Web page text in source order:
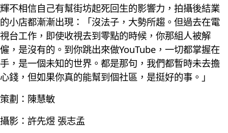
輝不相信自己有幫街坊起死回生的影響力，拍攝後結業
的小店都漸漸出現：「沒法子，大勢所趨。但過去在電
視台工作，即使收視去到零點的時候，你那組人被解
僱，是沒有的。到你跳出來做YouTube，一切都掌握在
手，是一個未知的世界。都是那句，我們都暫時未去擔
心錢，但如果你真的能幫到個社區，是挺好的事。」
策劃：陳慧敏
攝影：許先煜 張志孟